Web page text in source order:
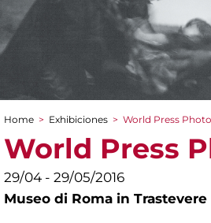
You are here
Home > Exhibiciones > World Press
World Press
29/04 - 29/05/2016
Museo di Roma in Trastevere